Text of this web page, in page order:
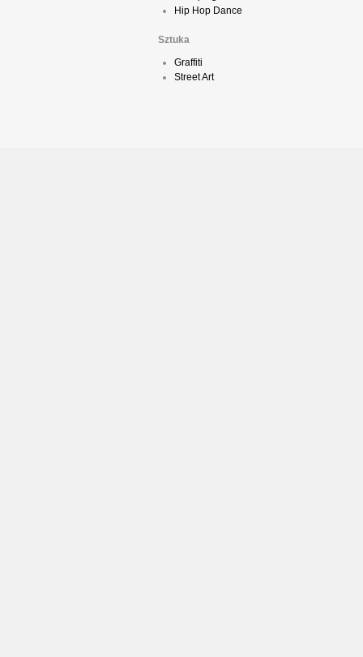
Hip Hop Dance
Sztuka
Graffiti
Street Art